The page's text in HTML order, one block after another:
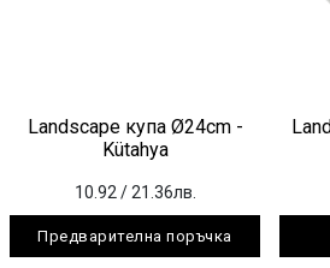
Landscape купа Ø24cm -
Kütahya
10.92 / 21.36лв.
Предварителна поръчка